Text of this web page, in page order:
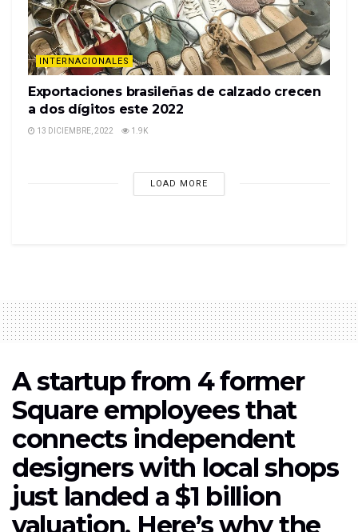
INTERNACIONALES
Exportaciones brasileñas de calzado crecen
a dos dígitos este 2022
13 DICIEMBRE, 2022 1.9K
LOAD MORE
A startup from 4 former
Square employees that
connects independent
designers with local shops
just landed a $1 billion
valuation. Here’s why the